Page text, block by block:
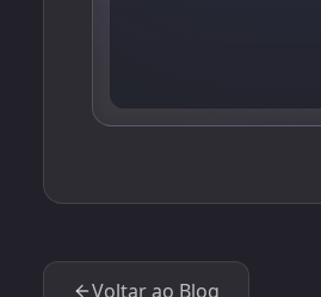
Voltar ao Blog